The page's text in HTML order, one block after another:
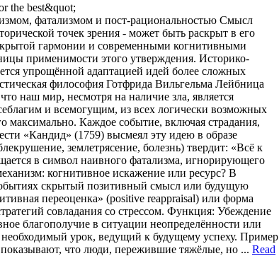
the best&quot;
фатализмом и пост-рациональностью Смысл
точек зрения - может быть раскрыт в его
гармонии и современными когнитивными
применимости этого утверждения. Историко-
упрощённой адаптацией идей более сложных
философия Готфрида Вильгельма Лейбница
наш мир, несмотря на наличие зла, является
и всемогущим, из всех логически возможных
максимально. Каждое событие, включая страдания,
«Кандид» (1759) высмеял эту идею в образе
землетрясение, болезнь) твердит: «Всё к
в символ наивного фатализма, игнорирующего
когнитивное искажение или ресурс? В
скрытый позитивный смысл или будущую
переоценка» (positive reappraisal) или форма
совладания со стрессом. Функция: Убеждение
благополучие в ситуации неопределённости или
необходимый урок, ведущий к будущему успеху. Пример
показывают, что люди, пережившие тяжёлые, но ... Read